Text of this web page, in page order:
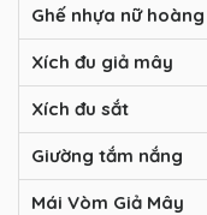
Ghế nhựa nữ hoàng
Xích đu giả mây
Xích đu sắt
Giường tắm nắng
Mái Vòm Giả Mây